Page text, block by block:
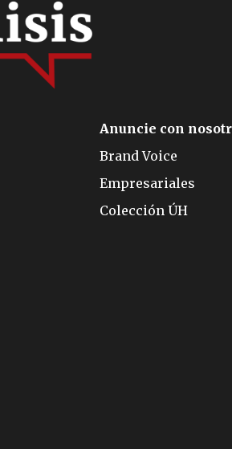
Anuncie con
Brand Voice
Empresariales
Colección ÚH